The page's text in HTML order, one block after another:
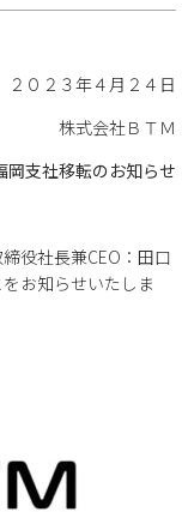
２０２３年４月２４日
株式会社ＢＴＭ
岡支社移転のお知らせ
役社長兼CEO：田口
お知らせいたしま